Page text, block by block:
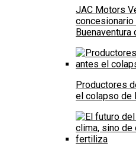
JAC Motors
concesionario
Buenaventura
Productores
el colapso de